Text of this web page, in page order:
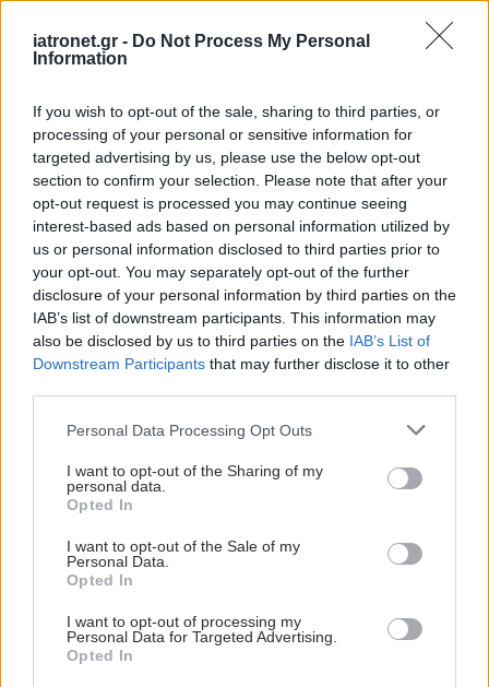
iatronet.gr - Do Not Process My Personal
Information
If you wish to opt-out of the sale, sharing to third parties, or
processing of your personal or sensitive information for
targeted advertising by us, please use the below opt-out
section to confirm your selection. Please note that after your
opt-out request is processed you may continue seeing
interest-based ads based on personal information utilized by
us or personal information disclosed to third parties prior to
your opt-out. You may separately opt-out of the further
disclosure of your personal information by third parties on the
IAB’s list of downstream participants. This information may
also be disclosed by us to third parties on the IAB’s List of
Downstream Participants that may further disclose it to other
Please note that this website/app uses one or more Google
not limited to your visit or usage behaviour. You may click to
grant or deny consent to Google and its third-party tags to
use your data for below specified purposes in below Google
consent section.
Personal Data Processing Opt Outs
I want to opt-out of the Sharing of my
personal data.
Opted In
I want to opt-out of the Sale of my
Personal Data.
Opted In
I want to opt-out of processing my
Personal Data for Targeted Advertising.
Opted In